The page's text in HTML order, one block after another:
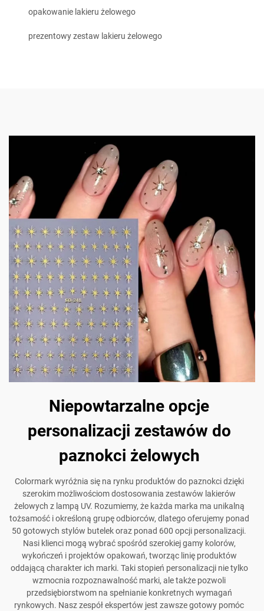
opakowanie lakieru żelowego
prezentowy zestaw lakieru żelowego
Niepowtarzalne opcje
personalizacji zestawów do
paznokci żelowych
Colormark wyróżnia się na rynku produktów do paznokci dzięki
szerokim możliwościom dostosowania zestawów lakierów
żelowych z lampą UV. Rozumiemy, że każda marka ma unikalną
tożsamość i określoną grupę odbiorców, dlatego oferujemy ponad
50 gotowych stylów butelek oraz ponad 600 opcji personalizacji.
Nasi klienci mogą wybrać spośród szerokiej gamy kolorów,
wykończeń i projektów opakowań, tworząc linię produktów
oddającą charakter ich marki. Taki stopień personalizacji nie tylko
wzmocnia rozpoznawalność marki, ale także pozwoli
przedsiębiorstwom na spełnianie konkretnych wymagań
rynkowych. Nasz zespół ekspertów jest zawsze gotowy pomóc